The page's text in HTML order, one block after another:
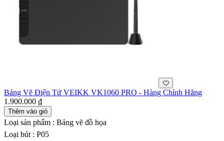
Bảng Vẽ Điện Tử VEIKK VK1060 PRO - Hàng Chính Hãng
1.900.000 ₫
Thêm vào giỏ
Loại sản phẩm : Bảng vẽ đồ họa
Loại bút : P05